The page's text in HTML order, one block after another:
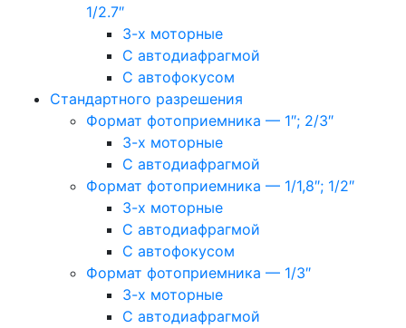
1/2.7″
3-х моторные
С автодиафрагмой
С автофокусом
Стандартного разрешения
Формат фотоприемника — 1″; 2/3″
3-х моторные
С автодиафрагмой
Формат фотоприемника — 1/1,8″; 1/2″
3-х моторные
С автодиафрагмой
С автофокусом
Формат фотоприемника — 1/3″
3-х моторные
С автодиафрагмой